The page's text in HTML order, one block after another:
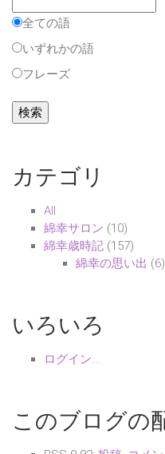
全ての語
いずれかの語
フレーズ
カテゴリ
All
綿幸サロン (10)
綿幸歳時記 (157)
綿幸の思い出 (6)
いろいろ
ログイン...
このブログの